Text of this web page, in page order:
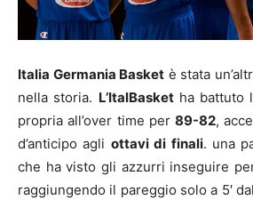
Italia Germania Basket è stata
nella storia. L’ItalBasketha battuto
propria all’over time per 89-82,
d’anticipo agli ottavi di finali. una
che ha visto gli azzurri inseguire
raggiungendo il pareggio solo a 5′